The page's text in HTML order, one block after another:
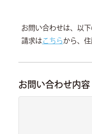
お問い合わせは、以
請求は こちら から、
お問い合わせ内容